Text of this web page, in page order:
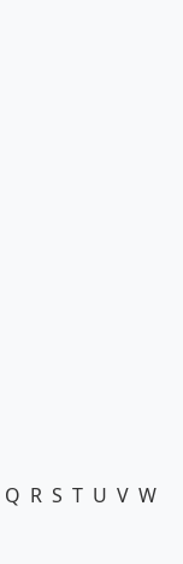
Q R S T U V W